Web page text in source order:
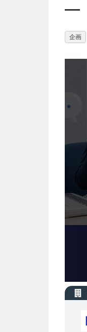
―
企画